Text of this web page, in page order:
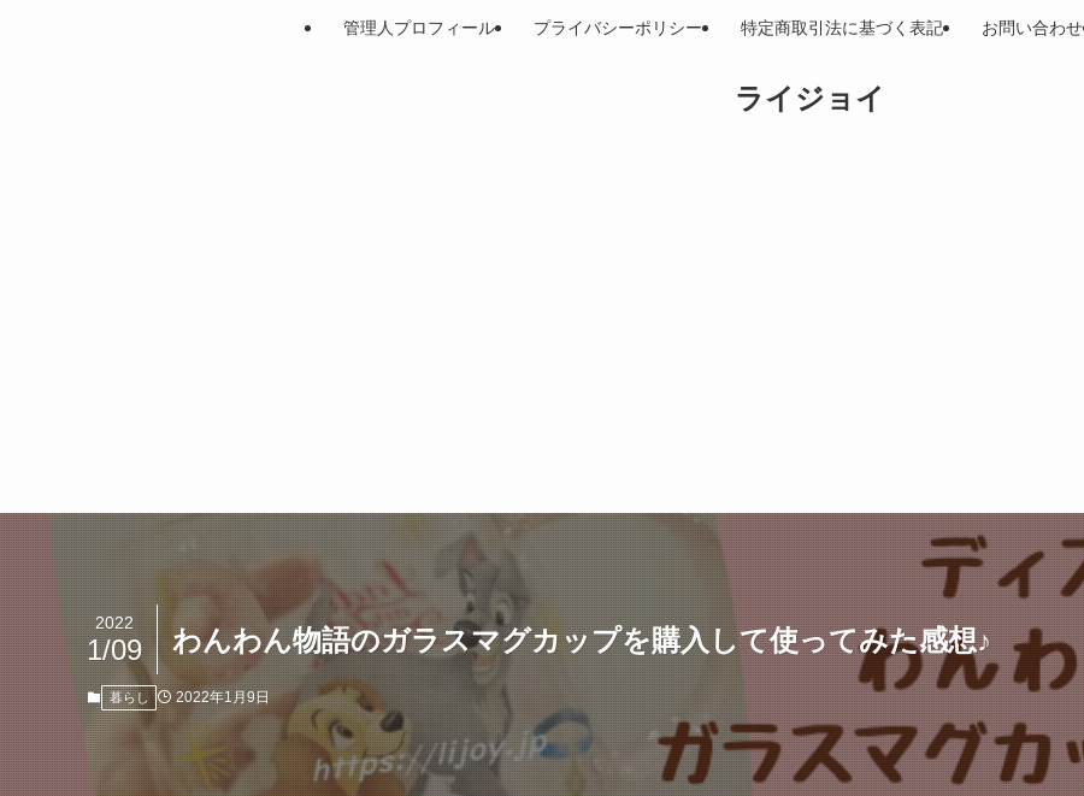
ライジョイ
管理人プロフィール プライバシーポリシー 特定商取引法に基づく表記 お問い合わせ
わんわん物語のガラスマグカップを購入して使ってみた感想♪
2022
1/09
暮らし 2022年1月9日